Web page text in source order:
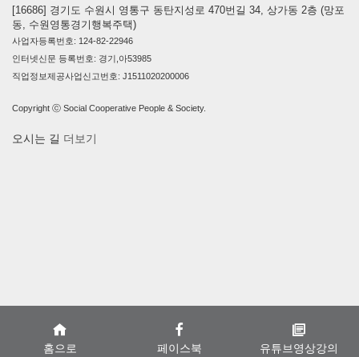
홈으로 페이스북 유튜브영상강의
[16686] 경기도 수원시 영통구 동탄지성로 470번길 34, 상가동 2층 (망포
동, 수원영통경기행복주택)
사업자등록번호: 124-82-22946
인터넷신문 등록번호: 경기,아53985
직업정보제공사업신고번호: J1511020200006
Copyright ⓒ Social Cooperative People & Society.
오시는 길 더보기